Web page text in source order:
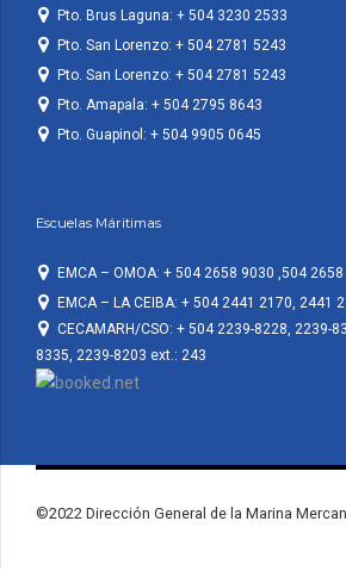
Pto. Brus Laguna: + 504 3230 2533
Pto. San Lorenzo: + 504 2781 5243
Pto. San Lorenzo: + 504 2781 5243
Pto. Amapala: + 504 2795 8643
Pto. Guapinol: + 504 9905 0645
Escuelas Máritimas
EMCA – OMOA: + 504 2658 9030 ,504 2658
EMCA – LA CEIBA: + 504 2441 2170, 2441
CECAMARH/CSO: + 504 2239-8228, 2239-
8335, 2239-8203 ext.: 243
©2022 Dirección General de la Marina